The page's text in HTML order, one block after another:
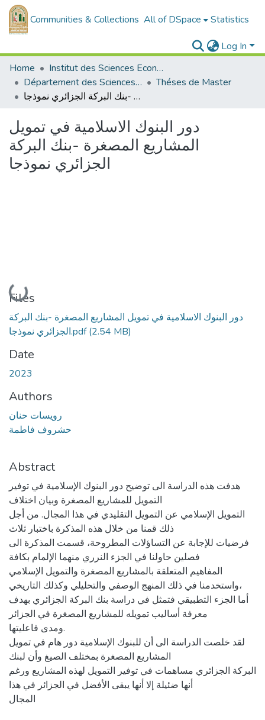
Communities & Collections All of DSpace Statistics
Log In
Home
Institut des Sciences Economiques, Commerciales et des Sciences de Gestion
Département des Sciences de Gestion
Théses de Master
دور البنوك الاسلامية في تمويل المشاريع المصغرة -بنك البركة الجزائري نموذجا
دور البنوك الاسلامية في تمويل
المشاريع المصغرة -بنك البركة
الجزائري نموذجا
Loading...
Files
دور البنوك الاسلامية في تمويل المشاريع المصغرة -بنك البركة
الجزائري نموذجا.pdf(2.54 MB)
Date
2023
Authors
رويسات حنان
حشروف فاطمة
Abstract
هدفت هذه الدراسة الى توضيح دور البنوك الإسلامية في توفير
التمويل للمشاريع المصغرة وبيان اختلاف
التمويل الإسلامي عن التمويل التقليدي في هذا المجال. من أجل
ذلك قمنا من خلال هذه المذكرة باختبار ثلاث
فرضيات للإجابة عن التساؤلات المطروحة، قسمت المذكرة الى
فصلين حاولنا في الجزء النرري منهما الإلمام بكافة
المفاهيم المتعلقة بالمشاريع المصغرة والتمويل الإسلامي
واستخدمنا في ذلك المنهج الوصفي والتحليلي وكذلك التاريخي،
أما الجزء التطبيقي فتمثل في دراسة بنك البركة الجزائري بهدف
معرفة أساليب تمويله للمشاريع المصغرة في الجزائر
ومدى فاعليتها.
لقد خلصت الدراسة الى أن للبنوك الإسلامية دور هام في تمويل
المشاريع المصغرة بمختلف الصيغ وأن لبنك
البركة الجزائري مساهمات في توفير التمويل لهذه المشاريع ورغم
أنها ضئيلة إلا أنها يبقى الأفضل في الجزائر في هذا
المجال